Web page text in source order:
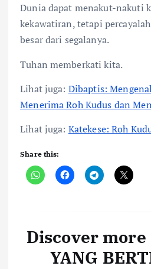
Dunia dapat menakut-nakuti
kekawatiran, tetapi
besar dari segalanya.
Tuhan memberkati kita.
Lihat juga: Dibaptis:
Menerima Roh Kudus dan
Lihat juga: Katekese: Roh
Share this:
Discover
YANG